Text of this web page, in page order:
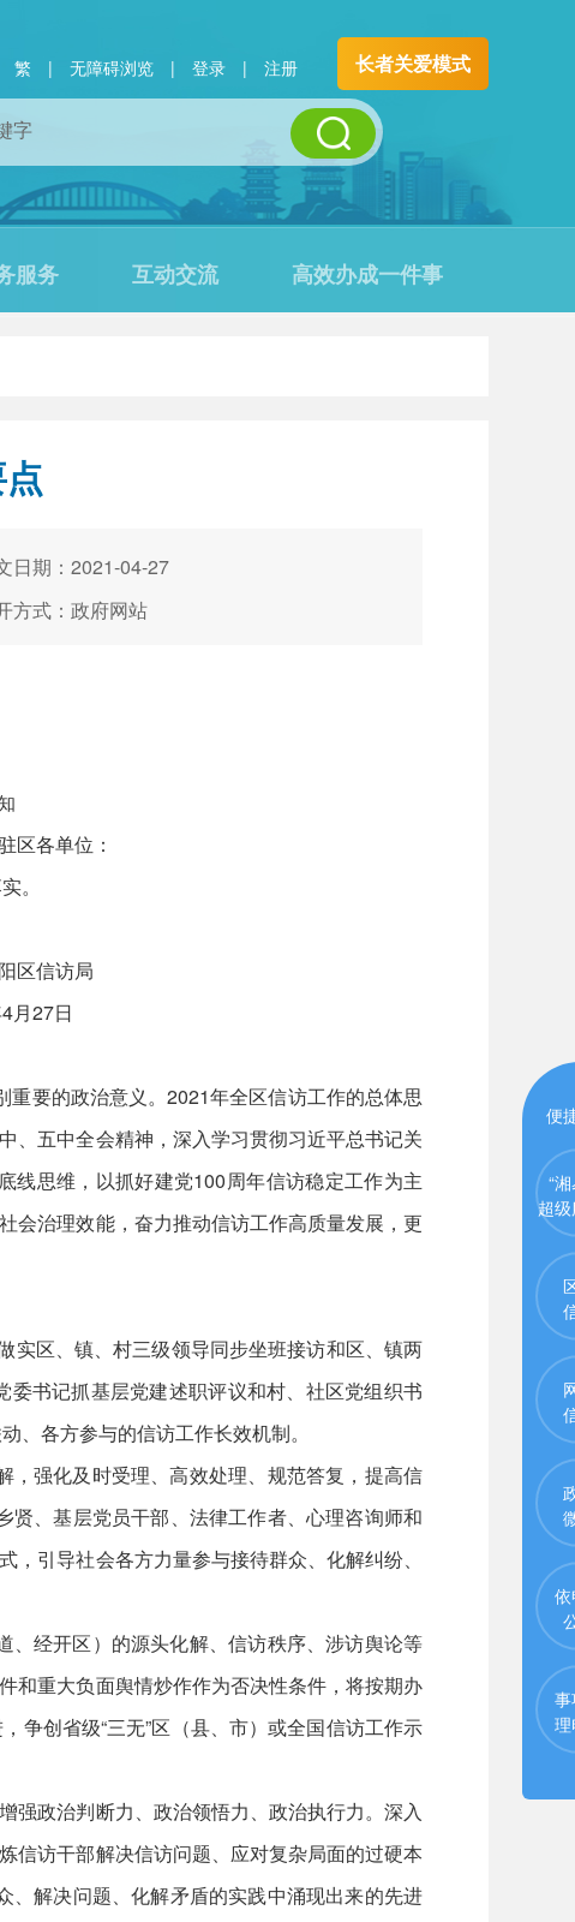
繁 | 无障碍浏览 | 登录 | 注册 长者关爱模式
服务 互动交流 高效办成一件事
日期：2021-04-27
方式：政府网站
区各单位：
。
重要的政治意义。2021年全区信访工作的总体思
、五中全会精神，深入学习贯彻习近平总书记关
线思维，以抓好建党100周年信访稳定工作为主
会治理效能，奋力推动信访工作高质量发展，更
实区、镇、村三级领导同步坐班接访和区、镇两
书记抓基层党建述职评议和村、社区党组织书
、各方参与的信访工作长效机制。
，强化及时受理、高效处理、规范答复，提高信
贤、基层党员干部、法律工作者、心理咨询师和
引导社会各方力量参与接待群众、化解纠纷、
、经开区）的源头化解、信访秩序、涉访舆论等
和重大负面舆情炒作作为否决性条件，将按期办
争创省级“三无”区（县、市）或全国信访工作示
强政治判断力、政治领悟力、政治执行力。深入
信访干部解决信访问题、应对复杂局面的过硬本
、解决问题、化解矛盾的实践中涌现出来的先进
便
“
超